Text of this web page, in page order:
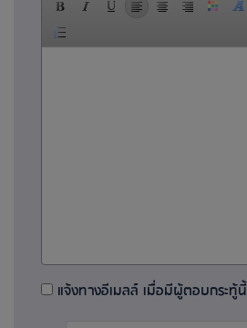
แจ้งทางอีเมลล์ เมื่อมีผู้ตอบกระทู้นี้